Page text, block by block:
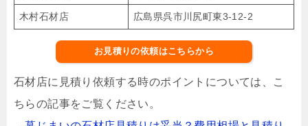
木村石材店 広島県呉市川尻町東3-12-2
お見積りの依頼はこちらから
石材店に見積り依頼する時のポイントについては、こ
ちらの記事をご覧ください。